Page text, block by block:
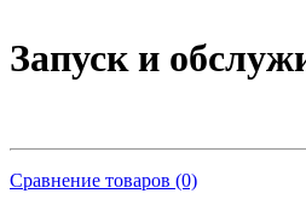
Запуск и
Сравнение товаров (0)